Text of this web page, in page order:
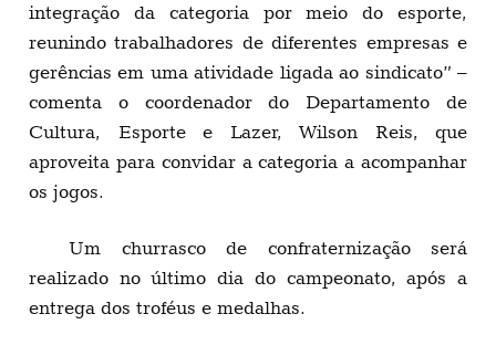
integração da categoria por meio do esporte,
reunindo trabalhadores de diferentes empresas e
gerências em uma atividade ligada ao sindicato” –
comenta o coordenador do Departamento de
Cultura, Esporte e Lazer, Wilson Reis, que
aproveita para convidar a categoria a acompanhar
os jogos.
Um churrasco de confraternização será
realizado no último dia do campeonato, após a
entrega dos troféus e medalhas.